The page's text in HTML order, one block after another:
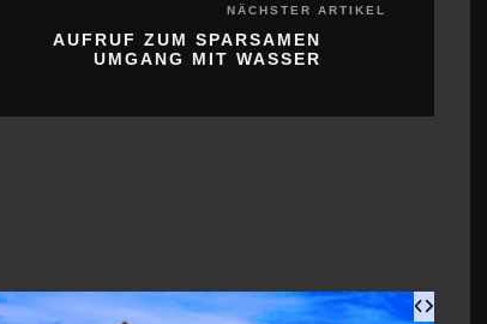
NÄCHSTER ARTIKEL
AUFRUF ZUM SPARSAMEN
UMGANG MIT WASSER